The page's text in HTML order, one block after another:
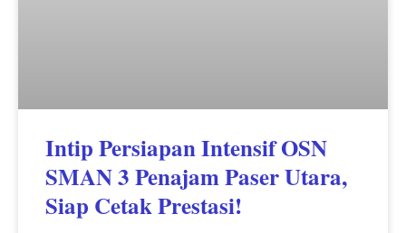
Intip Persiapan Intensif OSN
SMAN 3 Penajam Paser Utara,
Siap Cetak Prestasi!